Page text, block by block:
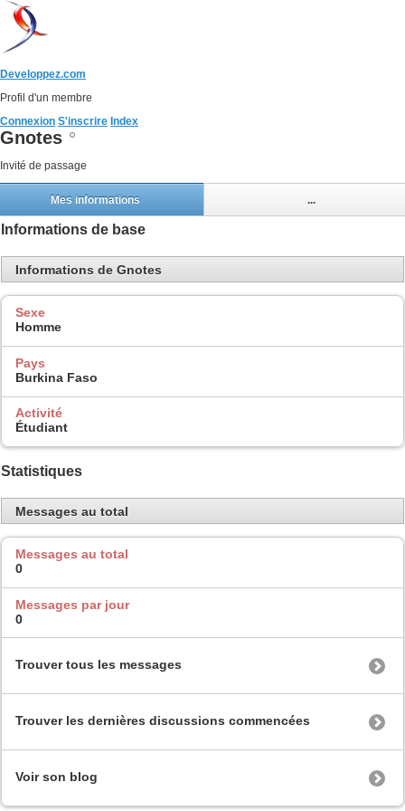
Developpez.com
Profil d'un membre
Connexion S'inscrire Index
Gnotes
Invité de passage
Mes informations ...
Informations de base
Informations de Gnotes
Sexe
Homme
Pays
Burkina Faso
Activité
Étudiant
Statistiques
Messages au total
Messages au total
0
Messages par jour
0
Trouver tous les messages
Trouver les dernières discussions commencées
Voir son blog